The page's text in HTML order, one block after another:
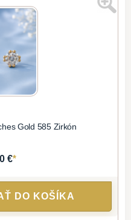
Gold 585 Zirkón
€*
DO KOŠÍKA